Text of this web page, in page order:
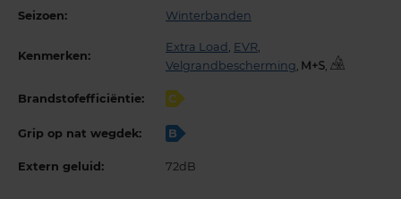
Seizoen: Winterbanden
Kenmerken:
Extra Load EVR
Velgrandbescherming
,
Brandstofefficiëntie: C
Grip op nat wegdek: B
Extern geluid: 72dB